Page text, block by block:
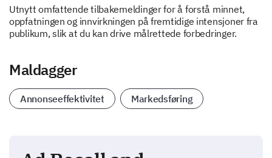
Utnytt omfattende tilbakemeldinger for å forstå minnet,
oppfatningen og innvirkningen på fremtidige intensjoner fra
publikum, slik at du kan drive målrettede forbedringer.
Maldagger
Annonseeffektivitet Markedsføring